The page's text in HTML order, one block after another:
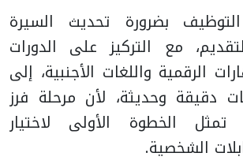
بضرورة تحديث السيرة
مع التركيز على الدورات
الرقمية واللغات الأجنبية، إلى
دقيقة وحديثة، لأن مرحلة فرز
تمثل الخطوة الأولى لاختيار
الشخصية.